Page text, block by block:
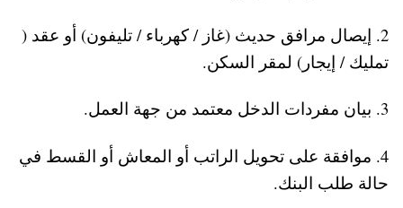
2. إيصال مرافق حديث (غاز / كهرباء / تليفون) أو عقد (
تمليك / إيجار) لمقر السكن.
3. بيان مفردات الدخل معتمد من جهة العمل.
4. موافقة على تحويل الراتب أو المعاش أو القسط في
حالة طلب البنك.